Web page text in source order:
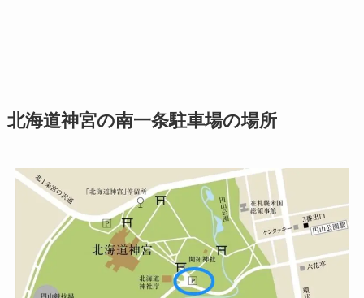
北海道神宮の南一条駐車場の場所